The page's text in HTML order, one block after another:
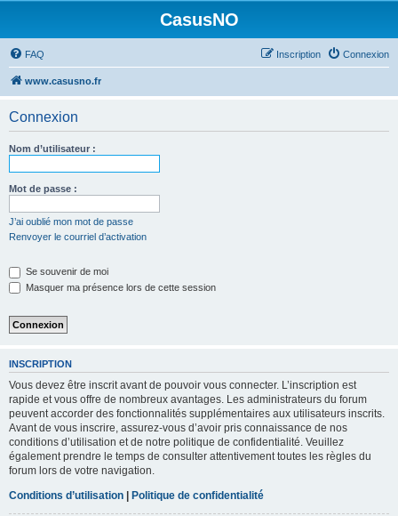
CasusNO
FAQ Connexion
Inscription
www.casusno.fr
Connexion
Nom d’utilisateur :
Mot de passe :
J’ai oublié mon mot de passe
Renvoyer le courriel d’activation
Se souvenir de moi
Masquer ma présence lors de cette session
INSCRIPTION
Vous devez être inscrit avant de pouvoir vous connecter. L’inscription est
rapide et vous offre de nombreux avantages. Les administrateurs du forum
peuvent accorder des fonctionnalités supplémentaires aux utilisateurs inscrits.
Avant de vous inscrire, assurez-vous d’avoir pris connaissance de nos
conditions d’utilisation et de notre politique de confidentialité. Veuillez
également prendre le temps de consulter attentivement toutes les règles du
forum lors de votre navigation.
Conditions d’utilisation | Politique de confidentialité